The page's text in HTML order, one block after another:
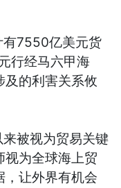
7550亿美元货
行经马六甲海
及的利害关系攸
被视为贸易关键
视为全球海上贸
，让外界有机会